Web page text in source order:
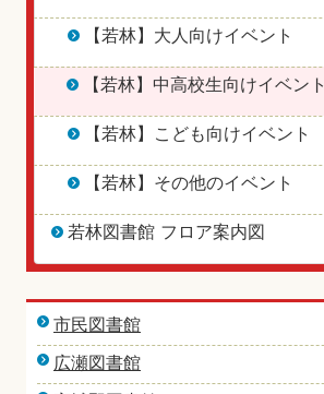
【若林】大人向けイベント
【若林】中高校生向けイベント
【若林】こども向けイベント
【若林】その他のイベント
若林図書館 フロア案内図
市民図書館
広瀬図書館